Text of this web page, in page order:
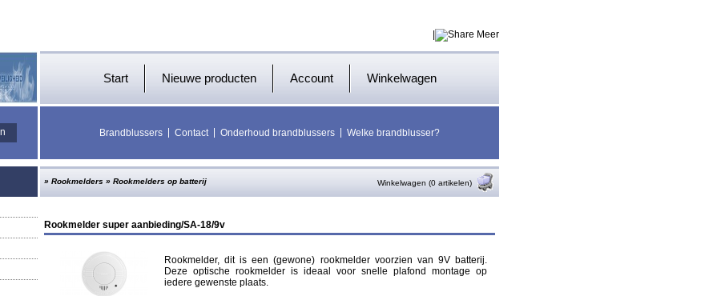
Meer
Start Nieuwe producten Account Winkelwagen
Brandblussers Contact Onderhoud brandblussers Welke brandblusser?
» Rookmelders » Rookmelders op batterij Winkelwagen (0 artikelen)
Rookmelder super aanbieding/SA-18/9v
Rookmelder, dit is een (gewone) rookmelder voorzien van 9V batterij.
Deze optische rookmelder is ideaal voor snelle plafond montage op
iedere gewenste plaats.